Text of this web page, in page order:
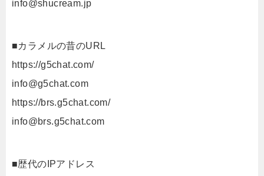
info@shucream.jp
■カラメルの昔のURL
https://g5chat.com/
info@g5chat.com
https://brs.g5chat.com/
info@brs.g5chat.com
■歴代のIPアドレス